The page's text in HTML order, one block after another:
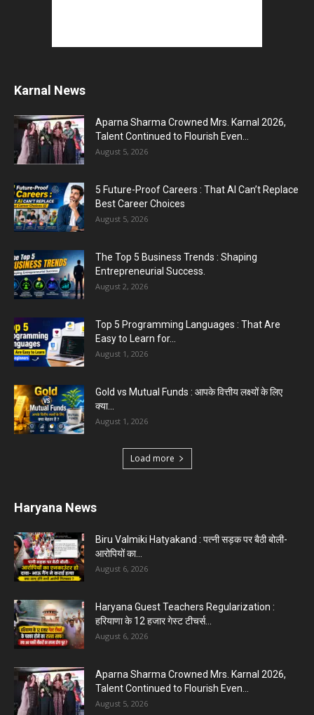
Karnal News
Aparna Sharma Crowned Mrs. Karnal 2026,
Talent Continued to Flourish Even...
August 5, 2026
5 Future-Proof Careers : That AI Can’t Replace
Best Career Choices
August 5, 2026
The Top 5 Business Trends : Shaping
Entrepreneurial Success.
August 2, 2026
Top 5 Programming Languages : That Are
Easy to Learn for...
August 1, 2026
Gold vs Mutual Funds : आपके वित्तीय लक्ष्यों के लिए
क्या...
August 1, 2026
Load more
Haryana News
Biru Valmiki Hatyakand : पत्नी सड़क पर बैठी बोली-
आरोपियों का...
August 6, 2026
Haryana Guest Teachers Regularization :
हरियाणा के 12 हजार गेस्ट टीचर्स...
August 6, 2026
Aparna Sharma Crowned Mrs. Karnal 2026,
Talent Continued to Flourish Even...
August 5, 2026